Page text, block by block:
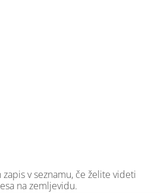
v seznamu, če želite videti
na zemljevidu.